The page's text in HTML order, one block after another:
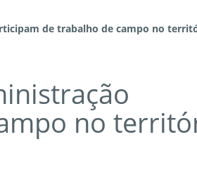
de trabalho de campo no
no